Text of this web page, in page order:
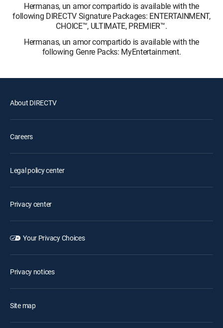
Hermanas, un amor compartido is available with the
following DIRECTV Signature Packages: ENTERTAINMENT,
CHOICE™, ULTIMATE, PREMIER™.
Hermanas, un amor compartido is available with the
following Genre Packs: MyEntertainment.
About DIRECTV
Careers
Legal policy center
Privacy center
Your Privacy Choices
Privacy notices
Site map